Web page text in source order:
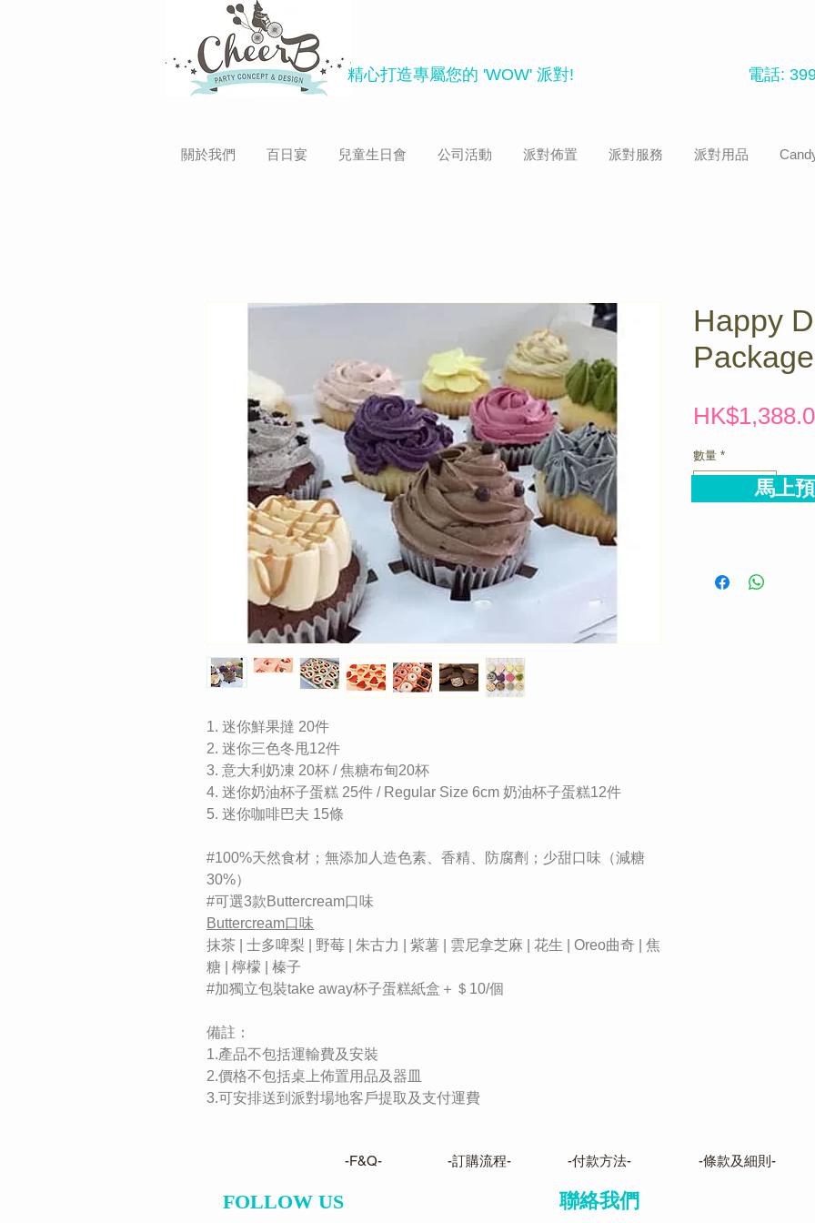
精心打造專屬您的 'WOW' 派對! 電話:
關於我們 百日宴 兒童生日會 公司活動 派對佈置 派對服務 派對用品
1. 迷你鮮果撻 20件
2. 迷你三色冬甩12件
3. 意大利奶凍 20杯 / 焦糖布甸20杯
4. 迷你奶油杯子蛋糕 25件 / Regular Size 6cm 奶油杯子蛋糕12件
5. 迷你咖啡巴夫 15條
#100%天然食材；無添加人造色素、香精、防腐劑；少甜口味（減糖
30%）
#可選3款Buttercream口味
Buttercream口味
抹茶 | 士多啤梨 | 野莓 | 朱古力 | 紫薯 | 雲尼拿芝麻 | 花生 | Oreo曲奇 | 焦
糖 | 檸檬 | 榛子
#加獨立包裝take away杯子蛋糕紙盒＋＄10/個
備註：
1.產品不包括運輸費及安裝
2.價格不包括桌上佈置用品及器皿
3.可安排送到派對場地客戶提取及支付運費
Happy
Package
數量 *
馬上
-F&Q-
FOLLOW US
-訂購流程- -付款方法- -條款及細則-
聯絡我們